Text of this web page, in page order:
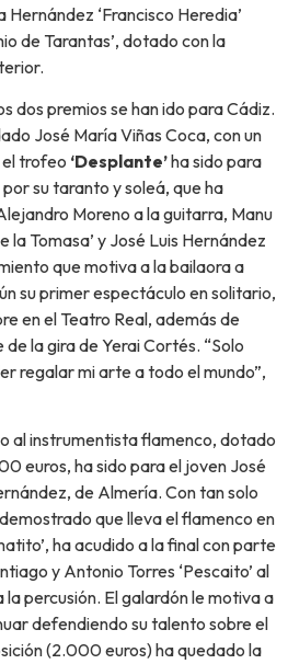
‘Francisco Heredia’
de Tarantas’, dotado con la
dos premios se han ido para Cádiz.
José María Viñas Coca, con un
trofeo ‘Desplante’ha sido para
su taranto y soleá, que ha
Moreno a la guitarra, Manu
la Tomasa’ y José Luis Hernández
que motiva a la bailaora a
su primer espectáculo en solitario,
en el Teatro Real, además de
la gira de Yerai Cortés. “Solo
regalar mi arte a todo el mundo”,
al instrumentista flamenco, dotado
euros, ha sido para el joven José
de Almería. Con tan solo
que lleva el flamenco en
ha acudido a la final con parte
y Antonio Torres ‘Pescaito’ al
percusión. El galardón le motiva a
defendiendo su talento sobre el
(2.000 euros) ha quedado la